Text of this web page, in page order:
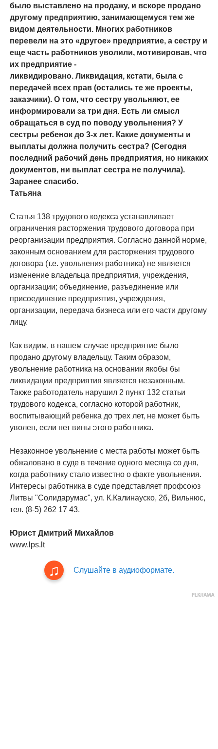
было выставлено на продажу, и вскоре продано
другому предприятию, занимающемуся тем же
видом деятельности. Многих работников
перевели на это «другое» предприятие, а сестру и
еще часть работников уволили, мотивировав, что
их предприятие -
ликвидировано. Ликвидация, кстати, была с
передачей всех прав (остались те же проекты,
заказчики). О том, что сестру увольняют, ее
информировали за три дня. Есть ли смысл
обращаться в суд по поводу увольнения? У
сестры ребенок до 3-х лет. Какие документы и
выплаты должна получить сестра? (Сегодня
последний рабочий день предприятия, но никаких
документов, ни выплат сестра не получила).
Заранее спасибо.
Татьяна
Статья 138 трудового кодекса устанавливает
ограничения расторжения трудового договора при
реорганизации предприятия. Согласно данной норме,
законным основанием для расторжения трудового
договора (т.е. увольнения работника) не является
изменение владельца предприятия, учреждения,
организации; объединение, разъединение или
присоединение предприятия, учреждения,
организации, передача бизнеса или его части другому
лицу.
Как видим, в нашем случае предприятие было
продано другому владельцу. Таким образом,
увольнение работника на основании якобы бы
ликвидации предприятия является незаконным.
Также работодатель нарушил 2 пункт 132 статьи
трудового кодекса, согласно которой работник,
воспитывающий ребенка до трех лет, не может быть
уволен, если нет вины этого работника.
Незаконное увольнение с места работы может быть
обжаловано в суде в течение одного месяца со дня,
когда работнику стало известно о факте увольнения.
Интересы работника в суде представляет профсоюз
Литвы "Солидарумас", ул. К.Калинауско, 2б, Вильнюс,
тел. (8-5) 262 17 43.
Юрист Дмитрий Михайлов
www.lps.lt
Слушайте в аудиоформате.